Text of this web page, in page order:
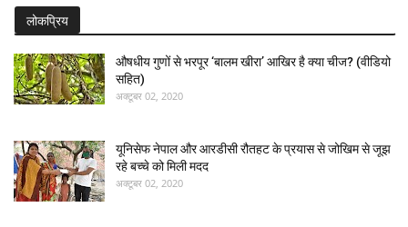
लोकप्रिय
औषधीय गुणों से भरपूर ‘बालम खीरा’ आखिर है क्या चीज? (वीडियो
सहित)
अक्टूबर 02, 2020
यूनिसेफ नेपाल और आरडीसी रौतहट के प्रयास से जोखिम से जूझ
रहे बच्चे को मिली मदद
अक्टूबर 02, 2020